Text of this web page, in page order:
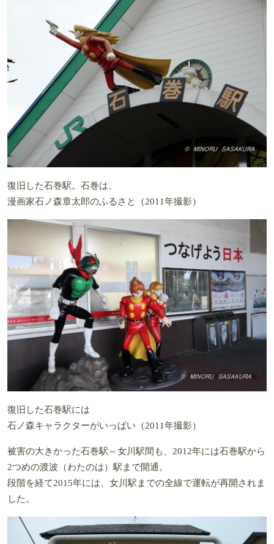
復旧した石巻駅。石巻は、
漫画家石ノ森章太郎のふるさと（2011年撮影）
復旧した石巻駅には
石ノ森キャラクターがいっぱい（2011年撮影）
被害の大きかった石巻駅～女川駅間も、2012年には石巻駅から
2つめの渡波（わたのは）駅まで開通。
段階を経て2015年には、女川駅までの全線で運転が再開されま
した。